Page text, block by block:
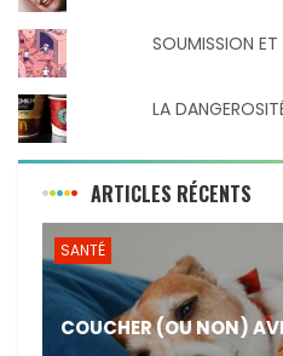
SOUMISSION ET
LA
ARTICLES RÉCENTS
SANTÉ
COUCHER (OU NON)